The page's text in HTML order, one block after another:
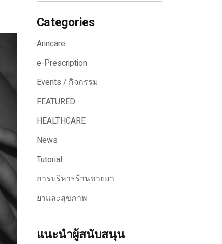
Categories
Arincare
e-Prescription
Events / กิจกรรม
FEATURED
HEALTHCARE
News
Tutorial
การบริหารร้านขายยา
ยาและสุขภาพ
แนะนำผู้สนับสนุน